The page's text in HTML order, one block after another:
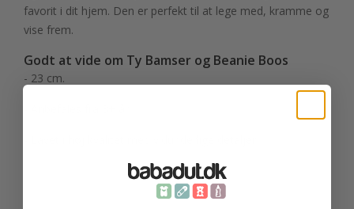
favorit i dit hjem. Den er perfekt til at lege med, kramme og
vise frem.
Godt at vide om Ty Bamser og Beanie Boos
- 23 cm.